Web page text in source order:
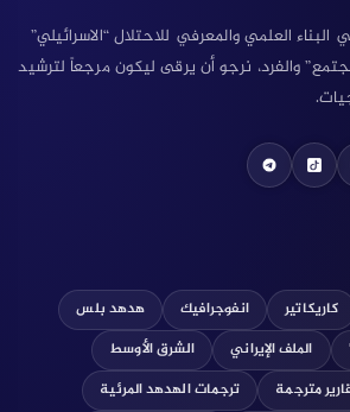
العلمي والمعرفي للاحتلال “الاسرائيلي”
والفرد، نرجو أن يرقى ليكون مرجعاً لترشيد
tektok
telegram
كاريكاتير انفوجرافيك
هدهد بلس
الملف الإيراني
الشرق الأوسط
مترجمة
ترجمات الهدهد المرئية